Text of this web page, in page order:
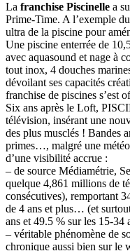
La franchise Piscinelle a
Prime-Time. A l’exemple
ultra de la piscine pour
Une piscine enterrée de
avec aquasound et nage à
tout inox, 4 douches
dévoilant ses capacités
franchise de piscines s’est
Six ans après le Loft,
télévision, insérant une
des plus musclés ! Bandes
primes…, malgré une
d’une visibilité accrue :
– de source Médiamétrie,
quelque 4,861 millions de
consécutives), remportant
de 4 ans et plus… (et
ans et 49.5 % sur les 15-34
– véritable phénomène de
chronique aussi bien sur le